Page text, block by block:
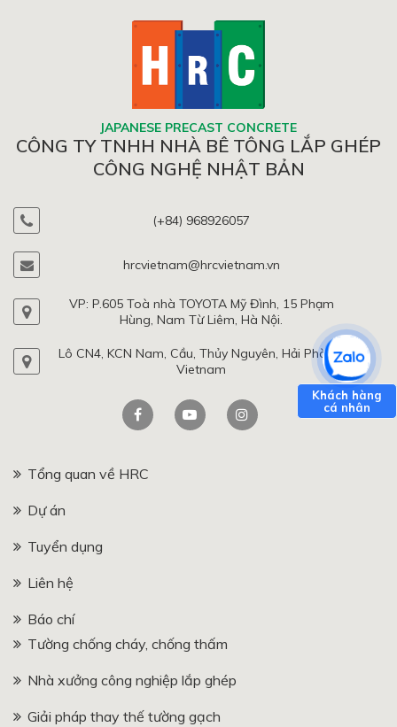
JAPANESE PRECAST CONCRETE
CÔNG TY TNHH NHÀ BÊ TÔNG LẮP GHÉP
CÔNG NGHỆ NHẬT BẢN
(+84) 968926057
hrcvietnam@hrcvietnam.vn
VP: P.605 Toà nhà TOYOTA Mỹ Đình, 15 Phạm
Hùng, Nam Từ Liêm, Hà Nội.
Lô CN4, KCN Nam, Cầu, Thủy Nguyên, Hải Phòng,
Vietnam
Tổng quan về HRC
Dự án
Tuyển dụng
Liên hệ
Báo chí
Tường chống cháy, chống thấm
Nhà xưởng công nghiệp lắp ghép
Giải pháp thay thế tường gạch